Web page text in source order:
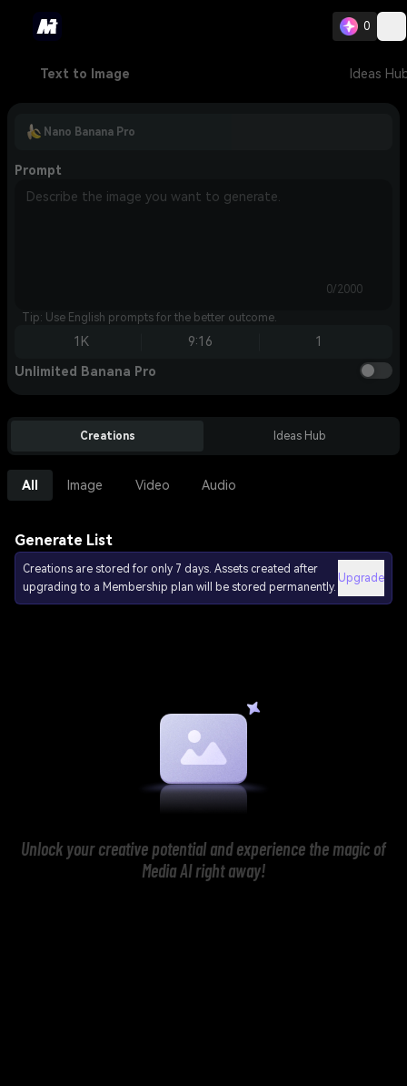
0
Text to Image Ideas
Nano Banana Pro
Prompt
0/2000
Tip: Use English prompts for the better outcome.
1K 9:16 1
Unlimited Banana Pro
Creations Ideas Hub
All Image Video Audio
Generate List
Creations are stored for only 7 days. Assets created after
upgrading to a Membership plan will be stored permanently.
Upgrade
Unlock your creative potential and experience the magic of
Media AI right away!